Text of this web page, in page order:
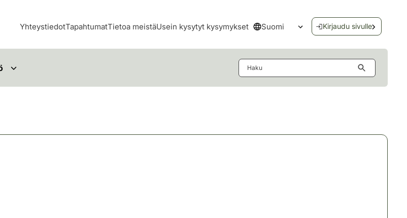
YhteystiedotTapahtumatTietoa meistäUsein kysytyt kysymykset Suomi
Avaa kielivalikko
Kirjaudu sivulle